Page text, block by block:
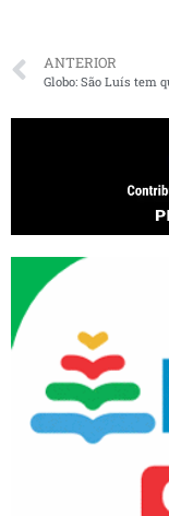
ANTERIOR